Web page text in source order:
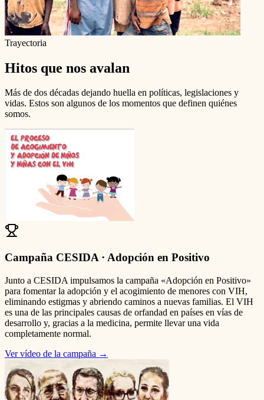
Trayectoria
Hitos que nos avalan
Más de dos décadas dejando huella en políticas, legislaciones y
vidas. Estos son algunos de los momentos que definen quiénes
somos.
Campaña CESIDA · Adopción en Positivo
Junto a CESIDA impulsamos la campaña «Adopción en Positivo»
para fomentar la adopción y el acogimiento de menores con VIH,
eliminando estigmas y abriendo caminos a nuevas familias. El VIH
es una de las principales causas de orfandad en países en vías de
desarrollo y, gracias a la medicina, permite llevar una vida
completamente normal.
Ver vídeo de la campaña →